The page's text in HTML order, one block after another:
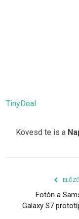
TinyDeal
Kövesd te is a
Fotón a
Galaxy S7